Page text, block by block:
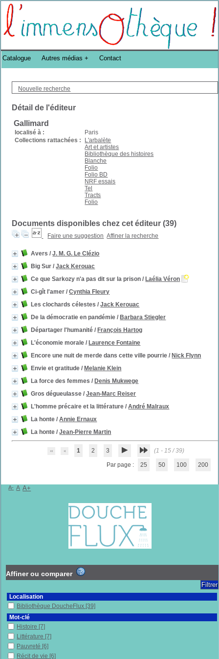
Bibliothèque DoucheFLUX Bibliotheek -->
Nouvelle recherche
Détail de l'éditeur
Gallimard
localisé à :
Paris
Collections rattachées :
L'arbalète
Art et artistes
Bibliothèque des histoires
Blanche
Folio
Folio BD
NRF essais
Tel
Tracts
Folio
Documents disponibles chez cet éditeur (39)
Faire une suggestion Affiner la recherche
Avers /J. M. G. Le Clézio
Big Sur /Jack Kerouac
Ce que Sarkozy n'a pas dit sur la prison / Laélia Véron
Ci-gît l'amer /Cynthia Fleury
Les clochards célestes /Jack Kerouac
De la démocratie en pandémie / Barbara Stiegler
Départager l'humanité / François Hartog
L'économie morale / Laurence Fontaine
Encore une nuit de merde dans cette ville pourrie / Nick Flynn
Envie et gratitude / Melanie Klein
La force des femmes / Denis Mukwege
Gros dégueulasse /Jean-Marc Reiser
L'homme précaire et la littérature /André Malraux
La honte /Annie Ernaux
La honte /Jean-Pierre Martin
1 2 3 (1 - 15 / 39)
Par page : 25 50 100 200
Catalogue Autres médias Contact
A- A A+
Affiner ou comparer
Localisation
Bibliothèque DoucheFlux [39]
Mot-clé
Histoire [7]
Littérature [7]
Pauvreté [6]
Récit de vie [6]